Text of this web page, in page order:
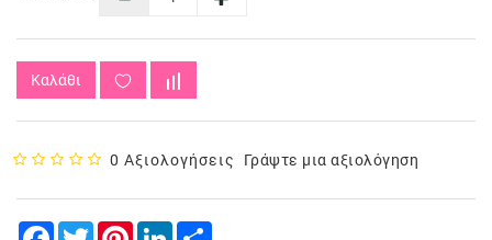
Καλάθι
0 Αξιολογήσεις Γράψτε μια αξιολόγηση
Facebook
TwitterPinterestLinkedIn